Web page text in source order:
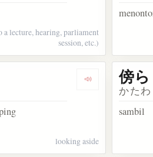
a lecture, hearing, parliament
session, etc.)
Dengarkan
looking aside
傍ら
かたわ
sambil